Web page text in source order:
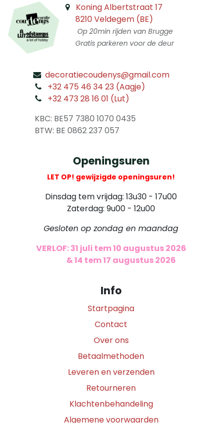
Koning Albertstraat 17
8210 Veldegem (BE)
Op 20min rijden van Brugge
Gratis parkeren voor de deur
decoratiecoudenys@gmail.com
+32 475 46 34 23 (Aagje)
+32 473 28 16 01 (Lut)
KBC: BE57 7380 1070 0435
​ BTW: BE 0862 237 057
Openingsuren
LET OP! gewijzigde openingsuren!
Dinsdag tem vrijdag: 13u30 - 17u00
Zaterdag: 9u00 - 12u00
Gesloten op zondag en maandag
VERLOF: 31 juli tem 10 augustus 2026
& 14 tem 17 augustus 2026
Info
Startpagina
Contact
Over ons
Betaalmethoden
Leveren en verzenden
Retourneren
Klachtenbehandeling
Algemene voorwaarden